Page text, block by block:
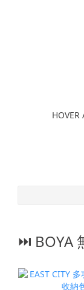
⏭︎ BOYA